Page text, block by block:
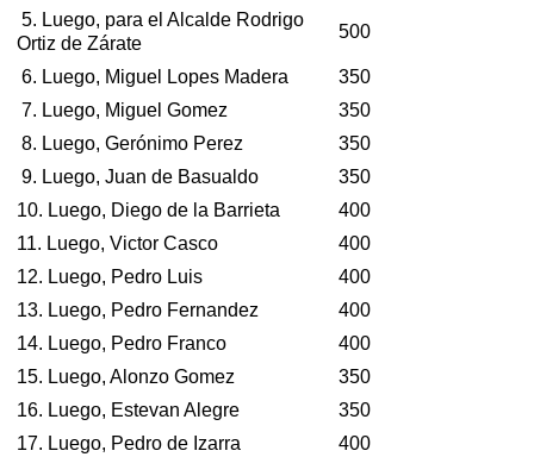
5. Luego, para el Alcalde Rodrigo
Ortiz de Zárate
500
6. Luego, Miguel Lopes Madera
350
7. Luego, Miguel Gomez
350
8. Luego, Gerónimo Perez
350
9. Luego, Juan de Basualdo
350
10. Luego, Diego de la Barrieta
400
11. Luego, Victor Casco
400
12. Luego, Pedro Luis
400
13. Luego, Pedro Fernandez
400
14. Luego, Pedro Franco
400
15. Luego, Alonzo Gomez
350
16. Luego, Estevan Alegre
350
17. Luego, Pedro de Izarra
400